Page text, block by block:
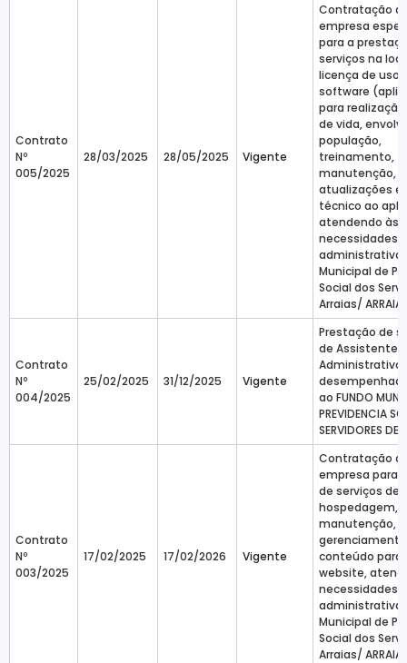
Contrato
Nº
005/2025
28/03/2025 28/05/2025 Vigente
Contratação
empresa
para a
serviços na
licença de uso
software
para realização
de vida,
população,
treinamento,
manutenção,
atualizações e
técnico ao
atendendo às
necessidades
administrativa
Municipal de
Social dos
Arraias/
Contrato
Nº
004/2025
25/02/2025 31/12/2025 Vigente
Prestação de
de Assistente
Administrativo
ao FUNDO
PREVIDENCIA
SERVIDORES DE
Contrato
Nº
003/2025
17/02/2025 17/02/2026 Vigente
Contratação
empresa para
de serviços de
hospedagem,
manutenção,
conteúdo para
website,
necessidades
administrativa
Municipal de
Social dos
Arraias/